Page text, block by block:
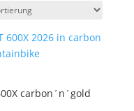
carbon´n´gold